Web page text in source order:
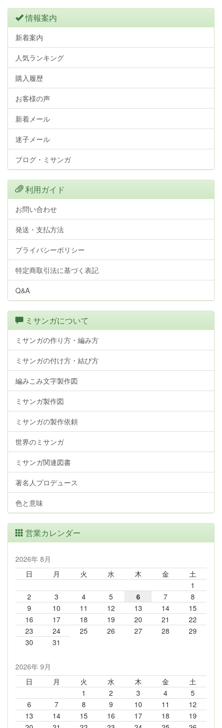
情報案内
新着案内
人気ランキング
購入履歴
お客様の声
新着メール
迷子メール
ブログ・ミサンガ
利用ガイド
お問い合わせ
発送・支払方法
プライバシーポリシー
特定商取引法に基づく表記
Q&A
ミサンガについて
ミサンガの作り方・編み方
ミサンガの付け方・結び方
編みこみ文字製作図
ミサンガ製作図
ミサンガの製作依頼
世界のミサンガ
ミサンガ関連図書
著名人プロデュース
色と意味
営業カレンダー
2026年 8月
日
月 火 水 木 金
土
1
2
3 4 5 6 7
8
9
10 11 12 13 14
15
16
17 18 19 20 21
22
23
24 25 26 27 28
29
30
31
2026年 9月
日
月 火 水 木 金
土
1
2 3 4
5
6
7 8 9 10 11
12
13
14 15 16 17 18
19